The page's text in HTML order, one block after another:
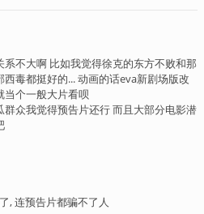
不大啊 比如我觉得徐克的东方不败和那
毒都挺好的... 动画的话eva新剧场版改
当个一般大片看呗
众我觉得预告片还行 而且大部分电影潜
, 连预告片都骗不了人